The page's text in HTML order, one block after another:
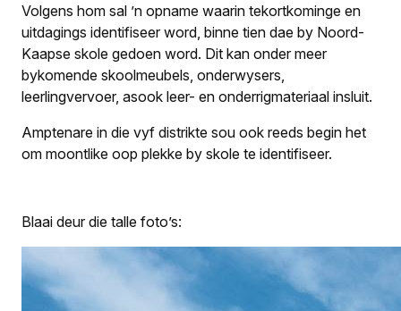
Volgens hom sal ’n opname waarin tekortkominge en
uitdagings identifiseer word, binne tien dae by Noord-
Kaapse skole gedoen word. Dit kan onder meer
bykomende skoolmeubels, onderwysers,
leerlingvervoer, asook leer- en onderrig­materiaal insluit.
Amptenare in die vyf distrikte sou ook reeds begin het
om moontlike oop plekke by skole te identifiseer.
Blaai deur die talle foto’s: